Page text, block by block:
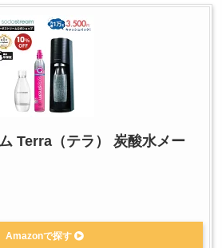
Terra（テラ） 炭酸水メー
Amazonで探す